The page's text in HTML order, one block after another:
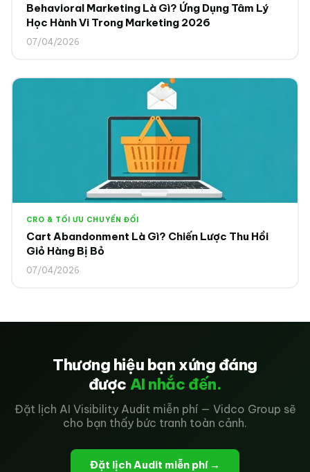
Behavioral Marketing Là Gì? Ứng Dụng Tâm Lý
Học Hành Vi Trong Marketing 2026
07/04/2026
CRO & TỐI ƯU CHUYỂN ĐỔI
Cart Abandonment Là Gì? Chiến Lược Thu Hồi
Giỏ Hàng Bị Bỏ
07/04/2026
Thương hiệu bạn xứng đáng
được AI nhắc đến.
Đặt lịch AI Visibility Audit miễn phí — Vidco Group sẽ
cho bạn thấy bức tranh toàn cảnh.
Đặt lịch Audit miễn phí →